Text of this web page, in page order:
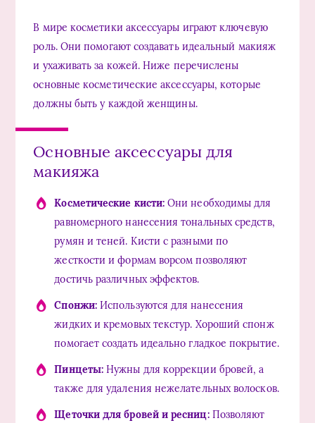
В мире косметики аксессуары играют ключевую
роль. Они помогают создавать идеальный макияж
и ухаживать за кожей. Ниже перечислены
основные косметические аксессуары, которые
должны быть у каждой женщины.
Основные аксессуары для
макияжа
Косметические кисти: Они необходимы для
равномерного нанесения тональных средств,
румян и теней. Кисти с разными по
жесткости и формам ворсом позволяют
достичь различных эффектов.
Спонжи:Используются для нанесения
жидких и кремовых текстур. Хороший спонж
помогает создать идеально гладкое покрытие.
Пинцеты: Нужны для коррекции бровей, а
также для удаления нежелательных волосков.
Щеточки для бровей и ресниц:Позволяют